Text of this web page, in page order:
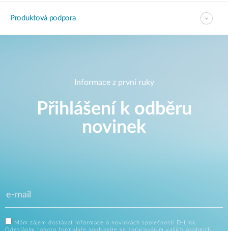
Produktová podpora
Informace z první ruky
Přihlášení k odběru
novinek
Mám zájem dostávat informace o novinkách společnosti D-Link.